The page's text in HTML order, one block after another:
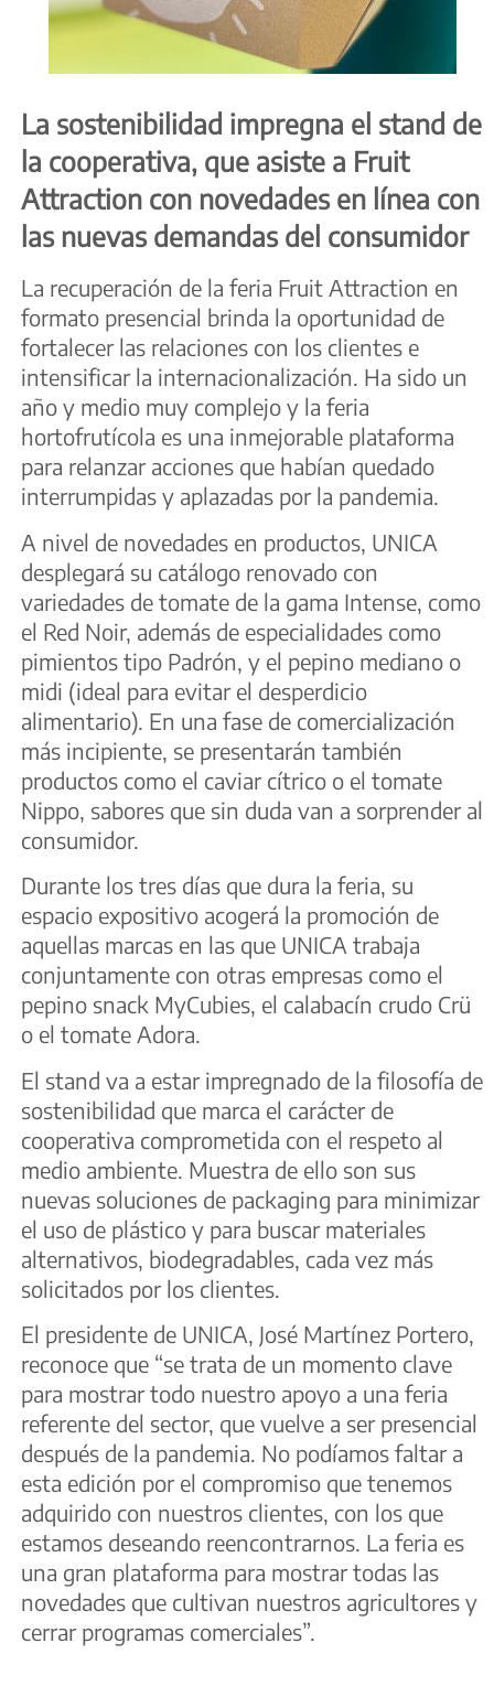
La sostenibilidad impregna el stand de
la cooperativa, que asiste a Fruit
Attraction con novedades en línea con
las nuevas demandas del consumidor
La recuperación de la feria Fruit Attraction en
formato presencial brinda la oportunidad de
fortalecer las relaciones con los clientes e
intensificar la internacionalización. Ha sido un
año y medio muy complejo y la feria
hortofrutícola es una inmejorable plataforma
para relanzar acciones que habían quedado
interrumpidas y aplazadas por la pandemia.
A nivel de novedades en productos, UNICA
desplegará su catálogo renovado con
variedades de tomate de la gama Intense, como
el Red Noir, además de especialidades como
pimientos tipo Padrón, y el pepino mediano o
midi (ideal para evitar el desperdicio
alimentario). En una fase de comercialización
más incipiente, se presentarán también
productos como el caviar cítrico o el tomate
Nippo, sabores que sin duda van a sorprender al
consumidor.
Durante los tres días que dura la feria, su
espacio expositivo acogerá la promoción de
aquellas marcas en las que UNICA trabaja
conjuntamente con otras empresas como el
pepino snack MyCubies, el calabacín crudo Crü
o el tomate Adora.
El stand va a estar impregnado de la filosofía de
sostenibilidad que marca el carácter de
cooperativa comprometida con el respeto al
medio ambiente. Muestra de ello son sus
nuevas soluciones de packaging para minimizar
el uso de plástico y para buscar materiales
alternativos, biodegradables, cada vez más
solicitados por los clientes.
El presidente de UNICA, José Martínez Portero,
reconoce que “se trata de un momento clave
para mostrar todo nuestro apoyo a una feria
referente del sector, que vuelve a ser presencial
después de la pandemia. No podíamos faltar a
esta edición por el compromiso que tenemos
adquirido con nuestros clientes, con los que
estamos deseando reencontrarnos. La feria es
una gran plataforma para mostrar todas las
novedades que cultivan nuestros agricultores y
cerrar programas comerciales”.